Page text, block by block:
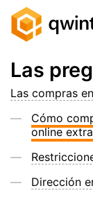
Las
Las compras
Cómo
online
Dirección